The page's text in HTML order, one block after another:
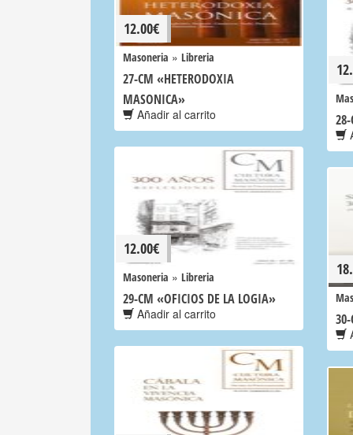
12.00€
Masoneria » Libreria
27-CM «HETERODOXIA
MASONICA»
Añadir al carrito
12.00€
Masoneria » Libreria
29-CM «OFICIOS DE LA LOGIA»
Añadir al carrito 30-